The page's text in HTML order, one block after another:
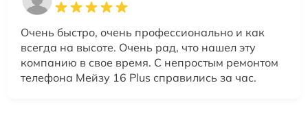
Очень быстро, очень профессионально и как
всегда на высоте. Очень рад, что нашел эту
компанию в свое время. С непростым ремонтом
телефона Мейзу 16 Plus справились за час.